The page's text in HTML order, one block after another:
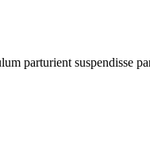
parturient suspendisse